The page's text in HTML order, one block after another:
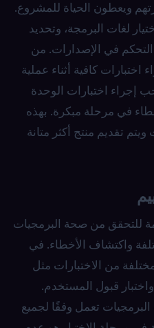
ويعطون الحياة للمشروع.
لغات البرمجة، وتحديد
التحكم في الإصدارات. من
اختبارات كافية أثناء عملية
إجراء اختبارات الوحدة
في مرحلة مبكرة. بهذه
تقديم منتج أكثر متانة
للتحقق من صحة البرمجيات
واكتشاف الأخطاء. في
من الاختبارات مثل
واختبار قبول المستخدم.
تعمل وفقًا لجميع